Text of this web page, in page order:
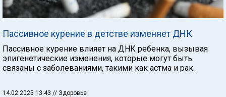
Пассивное курение в детстве изменяет ДНК
Пассивное курение влияет на ДНК ребенка, вызывая
эпигенетические изменения, которые могут быть
связаны с заболеваниями, такими как астма и рак.
14.02.2025 13:43 // Здоровье